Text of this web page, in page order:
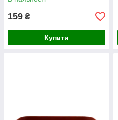
159 ₴
Купити